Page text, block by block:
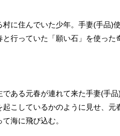
村に住んでいた少年。手妻(手品
行っていた「願い石」を使っ
である元春が連れて来た手妻(手
こしているかのように見せ、
海に飛び込む。